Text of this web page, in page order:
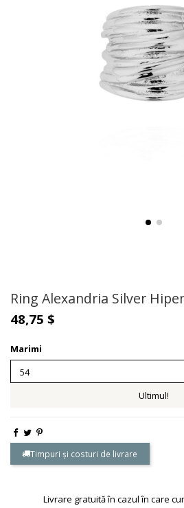
Ring Alexandria Silver
48,75 $
Marimi
Ultimul!
Timpuri și costuri de livrare
Livrare gratuită în cazul în care